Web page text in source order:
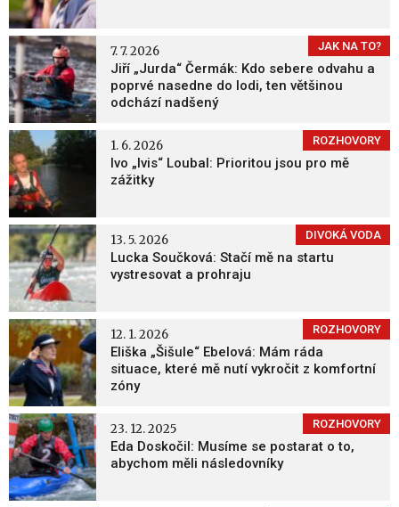
JAK NA TO?
Jiří „Jurda“ Čermák: Kdo sebere odvahu a
poprvé nasedne do lodi, ten většinou
odchází nadšený
7. 7. 2026
ROZHOVORY
Ivo „Ivis“ Loubal: Prioritou jsou pro mě
zážitky
1. 6. 2026
DIVOKÁ VODA
Lucka Součková: Stačí mě na startu
vystresovat a prohraju
13. 5. 2026
ROZHOVORY
Eliška „Šišule“ Ebelová: Mám ráda
situace, které mě nutí vykročit z komfortní
zóny
12. 1. 2026
ROZHOVORY
Eda Doskočil: Musíme se postarat o to,
abychom měli následovníky
23. 12. 2025